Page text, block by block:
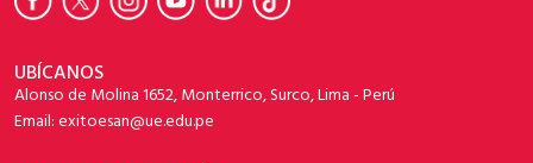
UBÍCANOS
Alonso de Molina 1652, Monterrico, Surco, Lima - Perú
Email: exitoesan@ue.edu.pe